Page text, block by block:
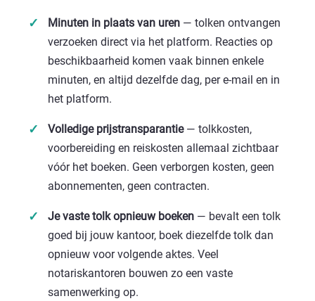
Minuten in plaats van uren — tolken ontvangen
verzoeken direct via het platform. Reacties op
beschikbaarheid komen vaak binnen enkele
minuten, en altijd dezelfde dag, per e-mail en in
het platform.
Volledige prijstransparantie— tolkkosten,
voorbereiding en reiskosten allemaal zichtbaar
vóór het boeken. Geen verborgen kosten, geen
abonnementen, geen contracten.
Je vaste tolk opnieuw boeken — bevalt een tolk
goed bij jouw kantoor, boek diezelfde tolk dan
opnieuw voor volgende aktes. Veel
notariskantoren bouwen zo een vaste
samenwerking op.